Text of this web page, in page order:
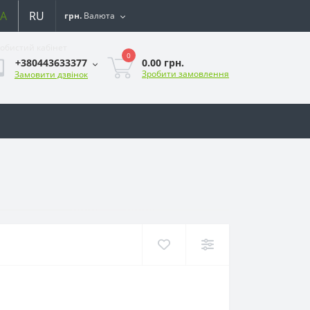
RU грн. Валюта
+380443633377
Замовити дзвінок
0
0.00 грн.
Зробити замовлення